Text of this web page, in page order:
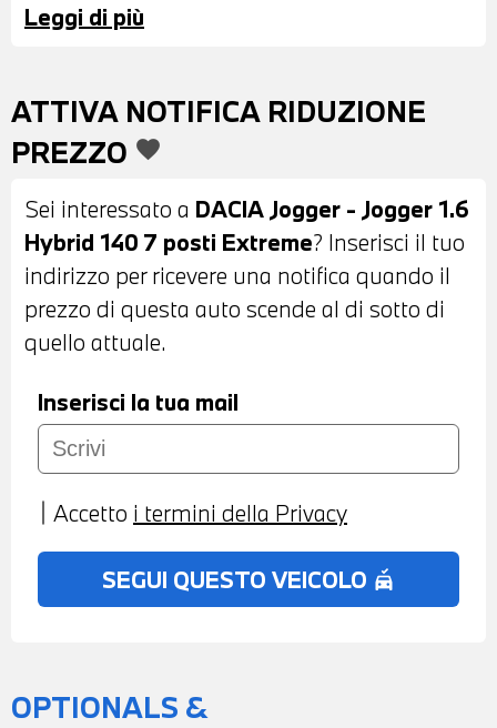
DA 16" - FENDINEBBIA - RETROVISORI
VETRI POSTERIORI E LUNOTTO
OSCURATI - SENSORI DI PARCHEGGIO
POSTERIORE - INTERNI IN STOFFA
ANTRACITE - VOLANTE IN PELLE CON
COMANDI MULTIFUNZIONE - CRUISE
CONTROL - CAMBIO AUTOMATICO -
FRENATA DI EMERGENZA ASSISTITA -
BLUETOOTH - USB - CLIMATIZZATORE
AUTOMATICO MONOZONA - BRACCIOLO
CENTRALE ANTERIORE - POSSIBILITA' DI
POSSIBILITA' DI FINANZIAMENTO ANCHE
PER L'INTERO IMPORTO
Leggi di più
ATTIVA NOTIFICA RIDUZIONE
PREZZO favorite
Sei interessato a DACIA Jogger - Jogger 1.6
Hybrid 140 7 posti Extreme? Inserisci il tuo
indirizzo per ricevere una notifica quando il
prezzo di questa auto scende al di sotto di
quello attuale.
Inserisci la tua mail
Accetto i termini della Privacy
SEGUI QUESTO VEICOLO no_crash
OPTIONALS &